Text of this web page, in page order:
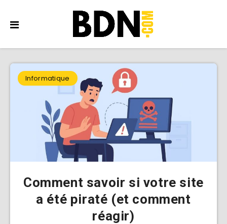
Informatique
Comment savoir si votre site
a été piraté (et comment
réagir)